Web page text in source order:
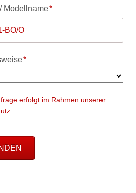
Modellname*
*
erfolgt im Rahmen unserer